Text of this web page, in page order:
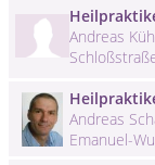
Andreas
Andreas
Emanuel-